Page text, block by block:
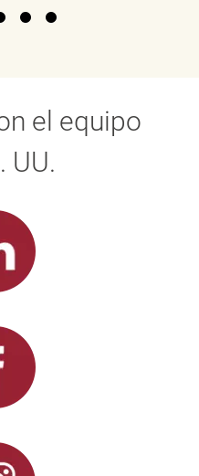
el equipo
UU.